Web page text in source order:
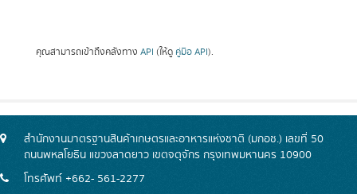
คุณสามารถเข้าถึงคลังทาง API (ให้ดู คู่มือ API).
สำนักงานมาตรฐานสินค้าเกษตรและอาหารแห่งชาติ (มกอช.) เลขที่ 50
ถนนพหลโยธิน แขวงลาดยาว เขตจตุจักร กรุงเทพมหานคร 10900
โทรศัพท์ +662- 561-2277